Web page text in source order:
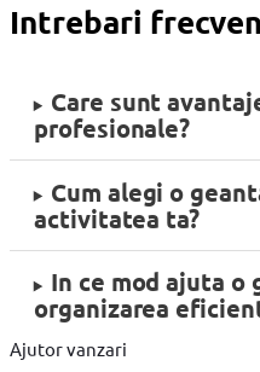
Intrebari
Care sunt
profesionale?
Cum alegi o
activitatea ta?
In ce mod ajuta o
organizarea
Ajutor vanzari